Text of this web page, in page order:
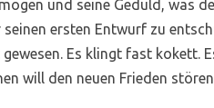
und seine Geduld, was
ersten Entwurf zu
gewesen. Es klingt fast kokett.
will den neuen Frieden